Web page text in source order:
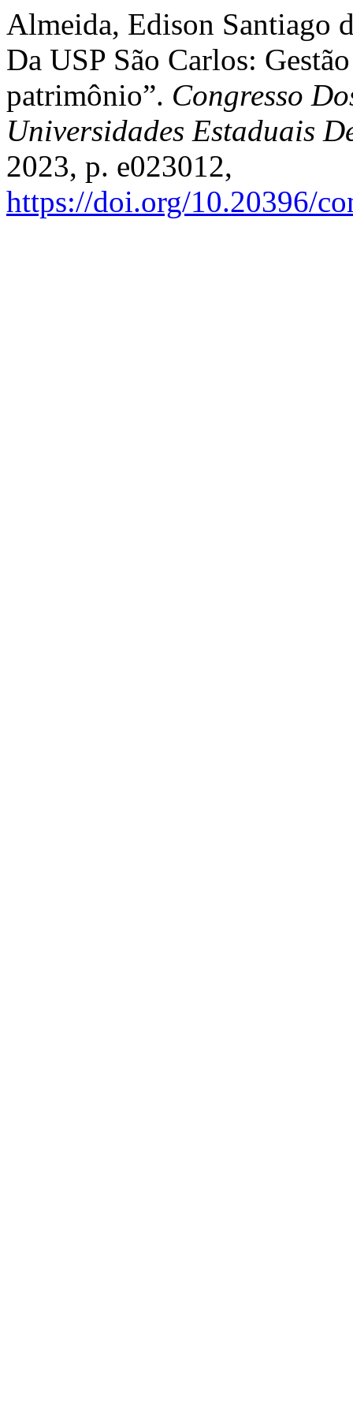
Almeida, Edison Santiago
Da USP São Carlos:
patrimônio”. Congresso
Universidades Estaduais
2023, p. e023012,
https://doi.org/10.20396/